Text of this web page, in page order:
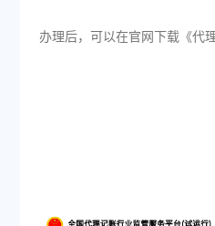
办理后，可以在官网下载《代